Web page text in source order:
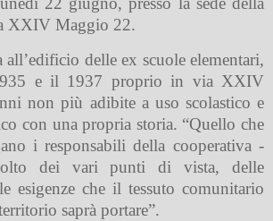
XXIV Maggio 22.
delle ex scuole elementari,
e il 1937 proprio in via XXIV
non più adibite a uso scolastico e
con una propria storia. “Quello che
i responsabili della cooperativa -
dei vari punti di vista, delle
esigenze che il tessuto comunitario
saprà portare”.